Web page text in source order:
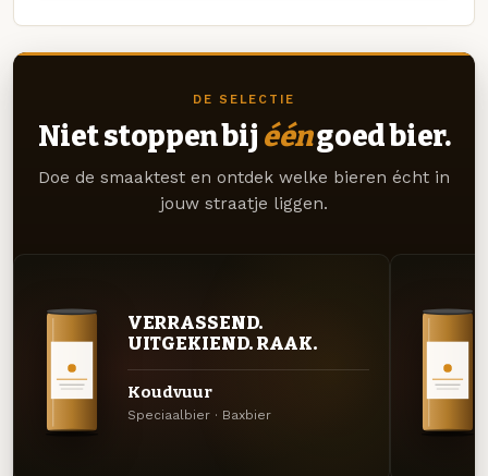
DE SELECTIE
Niet stoppen bij ééngoed bier.
Doe de smaaktest en ontdek welke bieren écht in
jouw straatje liggen.
VERRASSEND.
UITGEKIEND. RAAK.
Koudvuur
Speciaalbier · Baxbier